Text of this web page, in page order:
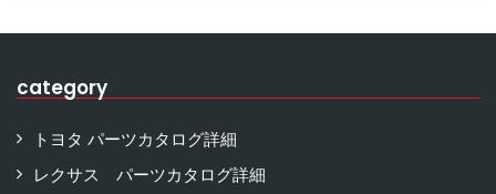
category
トヨタ パーツカタログ詳細
レクサス パーツカタログ詳細